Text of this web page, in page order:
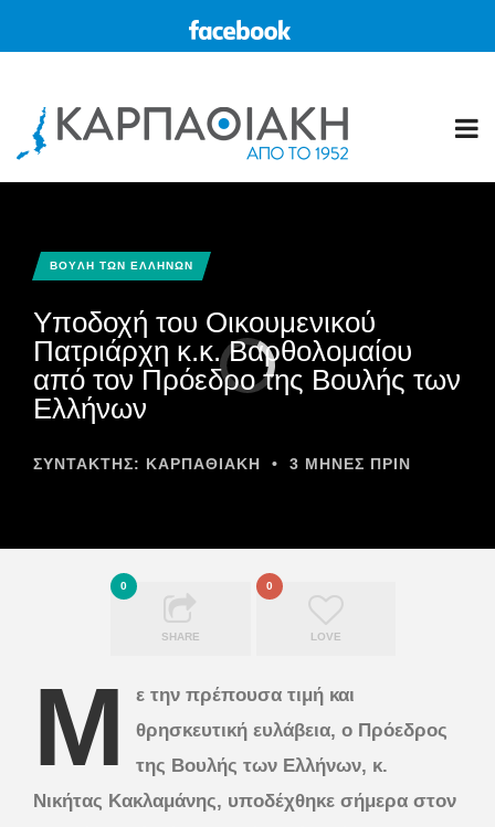
BOYΛΗ ΤΩΝ ΕΛΛΗΝΩΝ
Υποδοχή του Οικουμενικού
Πατριάρχη κ.κ. Βαρθολομαίου
από τον Πρόεδρο της Βουλής των
Ελλήνων
ΣΥΝΤΆΚΤΗΣ: ΚΑΡΠΑΘΙΑΚΗ • 3 ΜΉΝΕΣ ΠΡΙΝ
0
SHARE
0
LOVE
Μ
ε την πρέπουσα τιμή και
θρησκευτική ευλάβεια, ο Πρόεδρος
της Βουλής των Ελλήνων, κ.
Νικήτας Κακλαμάνης, υποδέχθηκε σήμερα στον